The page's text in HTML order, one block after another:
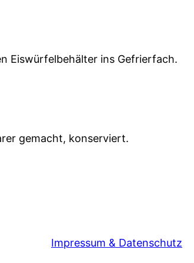
Eiswürfelbehälter ins Gefrierfach.
gemacht, konserviert.
Impressum & Datenschutz